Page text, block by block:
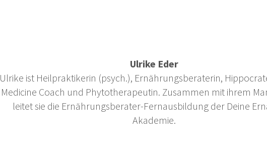
Ulrike Eder
Ulrike ist Heilpraktikerin (psych.), Ernährungsberaterin,
Medicine Coach und Phytotherapeutin. Zusammen mit ihrem
leitet sie die Ernährungsberater-Fernausbildung der Deine
Akademie.